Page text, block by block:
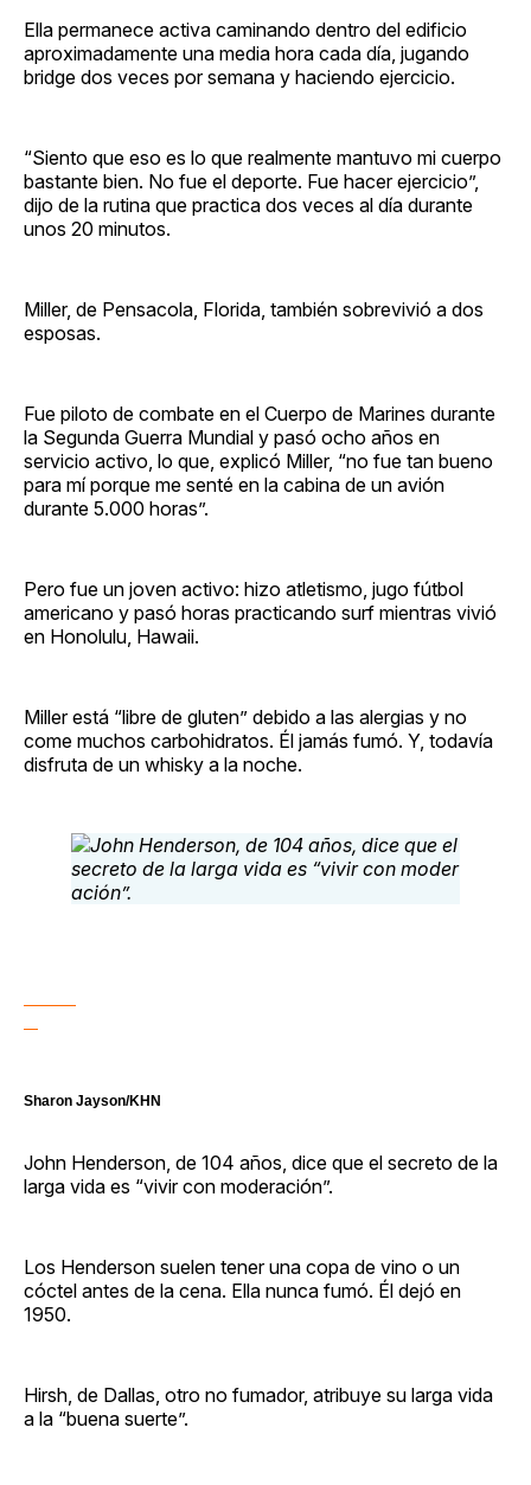
Ella permanece activa caminando dentro del edificio
aproximadamente una media hora cada día, jugando
bridge dos veces por semana y haciendo ejercicio.
“Siento que eso es lo que realmente mantuvo mi cuerpo
bastante bien. No fue el deporte. Fue hacer ejercicio”,
dijo de la rutina que practica dos veces al día durante
unos 20 minutos.
Miller, de Pensacola, Florida, también sobrevivió a dos
esposas.
Fue piloto de combate en el Cuerpo de Marines durante
la Segunda Guerra Mundial y pasó ocho años en
servicio activo, lo que, explicó Miller, “no fue tan bueno
para mí porque me senté en la cabina de un avión
durante 5.000 horas”.
Pero fue un joven activo: hizo atletismo, jugo fútbol
americano y pasó horas practicando surf mientras vivió
en Honolulu, Hawaii.
Miller está “libre de gluten” debido a las alergias y no
come muchos carbohidratos. Él jamás fumó. Y, todavía
disfruta de un whisky a la noche.
Sharon Jayson/KHN
John Henderson, de 104 años, dice que el secreto de la
larga vida es “vivir con moderación”.
Los Henderson suelen tener una copa de vino o un
cóctel antes de la cena. Ella nunca fumó. Él dejó en
1950.
Hirsh, de Dallas, otro no fumador, atribuye su larga vida
a la “buena suerte”.